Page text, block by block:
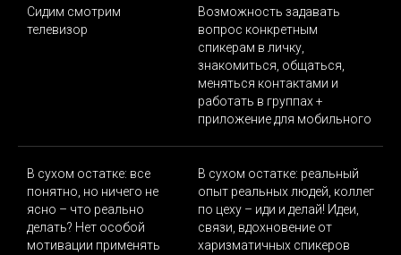
Сидим смотрим
телевизор
Возможность задавать
вопрос конкретным
спикерам в личку,
знакомиться, общаться,
меняться контактами и
работать в группах +
приложение для мобильного
В сухом остатке: все
понятно, но ничего не
ясно – что реально
делать? Нет особой
мотивации применять
В сухом остатке: реальный
опыт реальных людей, коллег
по цеху – иди и делай! Идеи,
связи, вдохновение от
харизматичных спикеров